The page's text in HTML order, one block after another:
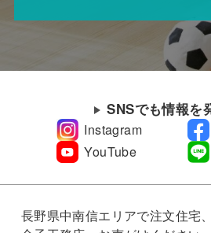
SNSでも情報を
Instagram
YouTube
長野県中南信エリアで注文住宅